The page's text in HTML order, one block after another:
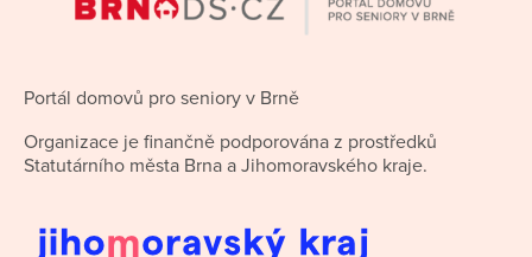
Portál domovů pro seniory v Brně
Organizace je finančně podporována z prostředků
Statutárního města Brna a Jihomoravského kraje.